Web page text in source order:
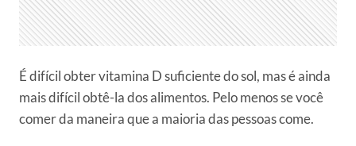
É difícil obter vitamina D suficiente do sol, mas é ainda
mais difícil obtê-la dos alimentos. Pelo menos se você
comer da maneira que a maioria das pessoas come.